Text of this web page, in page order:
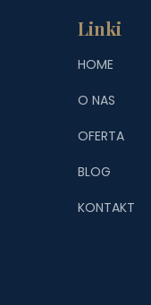
Linki
HOME
O NAS
OFERTA
BLOG
KONTAKT